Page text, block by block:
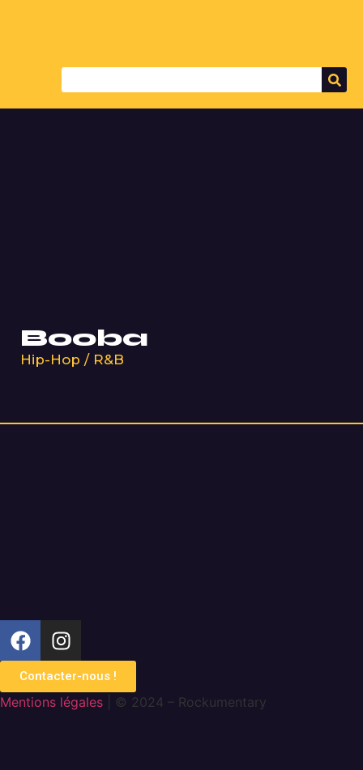
Booba
Hip-Hop / R&B
Contacter-nous !
Mentions légales | © 2024 – Rockumentary